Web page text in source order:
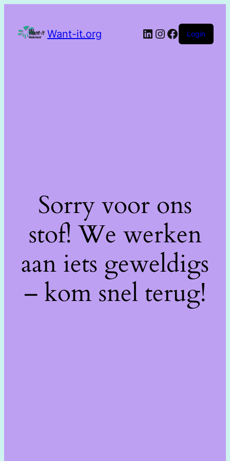
Want-it.org Login
Sorry voor ons
stof! We werken
aan iets geweldigs
– kom snel terug!